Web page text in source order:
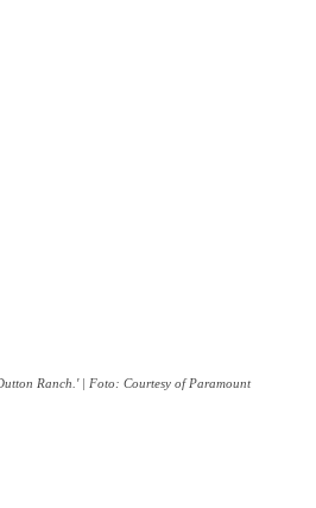
Ranch.' | Foto: Courtesy of Paramount